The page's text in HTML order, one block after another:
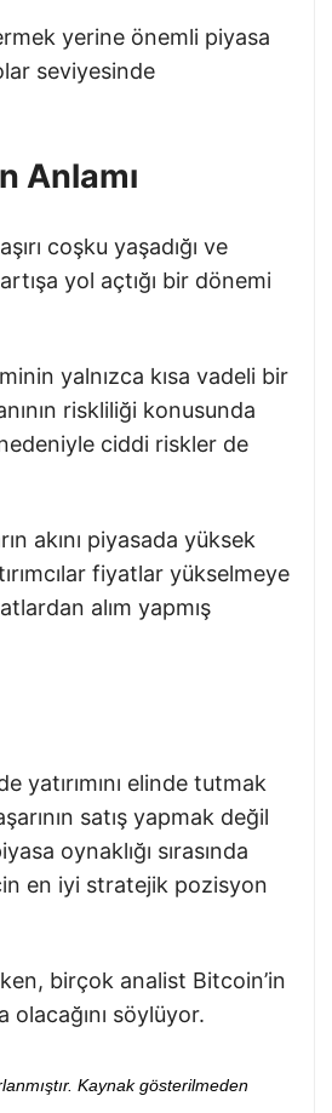
yerine önemli piyasa
seviyesinde
Anlamı
coşku yaşadığı ve
yol açtığı bir dönemi
yalnızca kısa vadeli bir
riskliliği konusunda
ciddi riskler de
akını piyasada yüksek
fiyatlar yükselmeye
alım yapmış
yatırımını elinde tutmak
satış yapmak değil
oynaklığı sırasında
en iyi stratejik pozisyon
birçok analist Bitcoin’in
söylüyor.
Kaynak gösterilmeden